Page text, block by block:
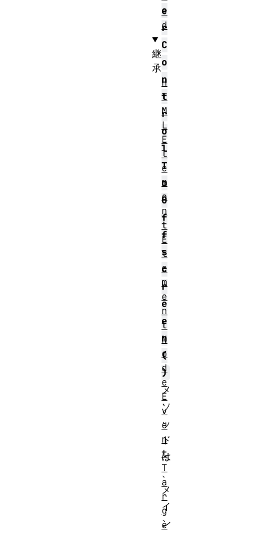
e
r
C
o
n
t
r
o
l
T
o
O
f
f
s
c
r
e
e
n
(
)
メ
ソ
ッ
ド
は
、
メ
イ
ン
e
d
継
承
H
T
M
L
E
l
e
m
e
n
t
E
l
e
m
e
n
t
N
o
d
e
E
v
e
n
t
T
a
r
g
e